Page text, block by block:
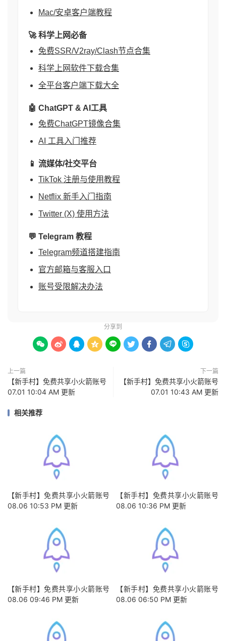
Mac/安卓客户端教程
🚀 科学上网必备
免费SSR/V2ray/Clash节点合集
科学上网软件下载合集
全平台客户端下载大全
🤖 ChatGPT & AI工具
免费ChatGPT镜像合集
AI 工具入门推荐
📱 流媒体/社交平台
TikTok 注册与使用教程
Netflix 新手入门指南
Twitter (X) 使用方法
💬 Telegram 教程
Telegram频道搭建指南
官方邮箱与客服入口
账号受限解决办法
分享到
        
上一篇
【新手村】免费共享小火箭账号
07.01 10:04 AM 更新
下一篇
【新手村】免费共享小火箭账号
07.01 10:43 AM 更新
相关推荐
【新手村】免费共享小火箭账号
08.06 10:53 PM 更新
【新手村】免费共享小火箭账号
08.06 10:36 PM 更新
【新手村】免费共享小火箭账号
08.06 09:46 PM 更新
【新手村】免费共享小火箭账号
08.06 06:50 PM 更新